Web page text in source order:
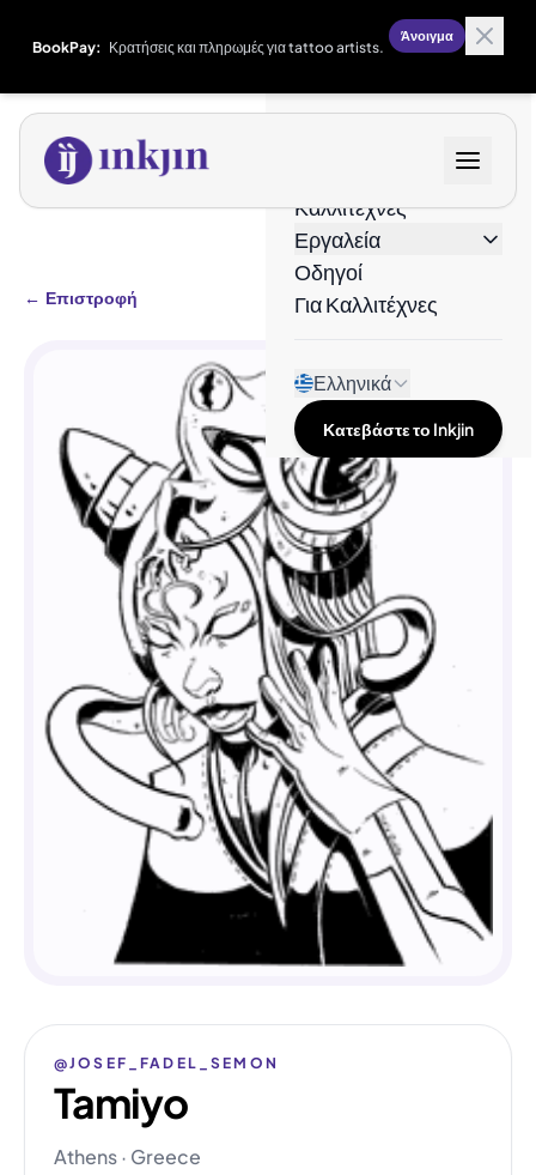
BookPay: Κρατήσεις και πληρωμές για tattoo artists.
Άνοιγμα
Καλλιτέχνες
Εργαλεία
Οδηγοί
Για Καλλιτέχνες
Ελληνικά
Κατεβάστε το Inkjin
← Επιστροφή
@JOSEF_FADEL_SEMON
Tamiyo
Athens · Greece